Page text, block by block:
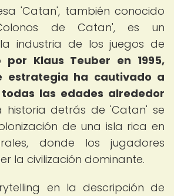
'Catan', también conocido
de Catan', es un
industria de los juegos de
por Klaus Teuber en 1995,
estrategia ha cautivado a
las edades alrededor
historia detrás de 'Catan' se
de una isla rica en
donde los jugadores
la civilización dominante.
en la descripción de